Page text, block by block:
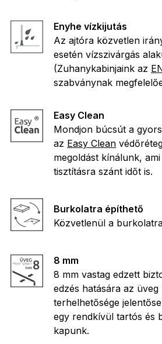
Enyhe vízkijutás
Az ajtóra közvetlen
esetén vízszivárgás
(Zuhanykabinjaink az
szabványnak
Easy Clean
Mondjon búcsút a
az Easy Clean
megoldást kínálunk,
tisztításra szánt időt is.
Burkolatra építhető
Közvetlenül a
8 mm
8 mm vastag edzett
edzés hatására az üveg
terhelhetősége
egy rendkívül tartós és
kapunk.